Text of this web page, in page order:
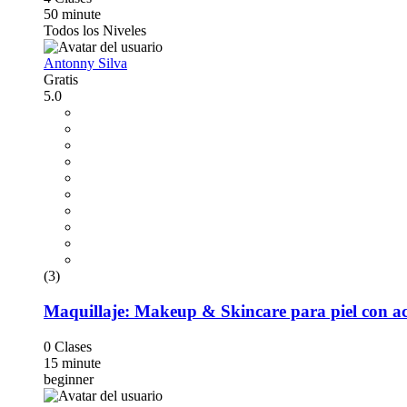
50 minute
Todos los Niveles
Antonny Silva
Gratis
5.0
(3)
Maquillaje: Makeup & Skincare para piel con
0 Clases
15 minute
beginner